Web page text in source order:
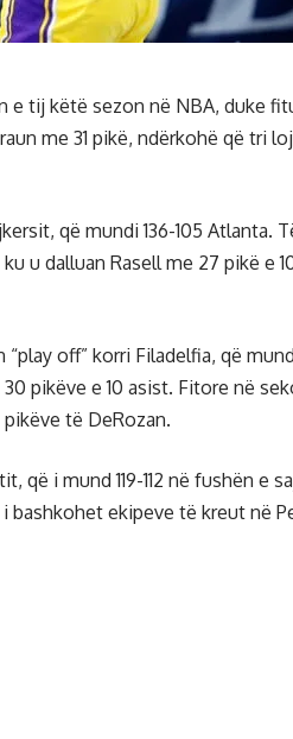
tij këtë sezon në NBA, duke
me 31 pikë, ndërkohë që tri
që mundi 136-105 Atlanta.
u dalluan Rasell me 27 pikë e
off” korri Filadelfia, që
pikëve e 10 asist. Fitore në
pikëve të DeRozan.
që i mund 119-112 në fushën e
ekipeve të kreut në